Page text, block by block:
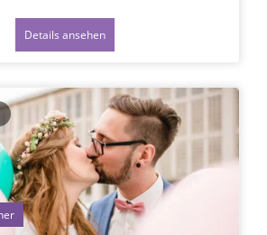
Details ansehen
1